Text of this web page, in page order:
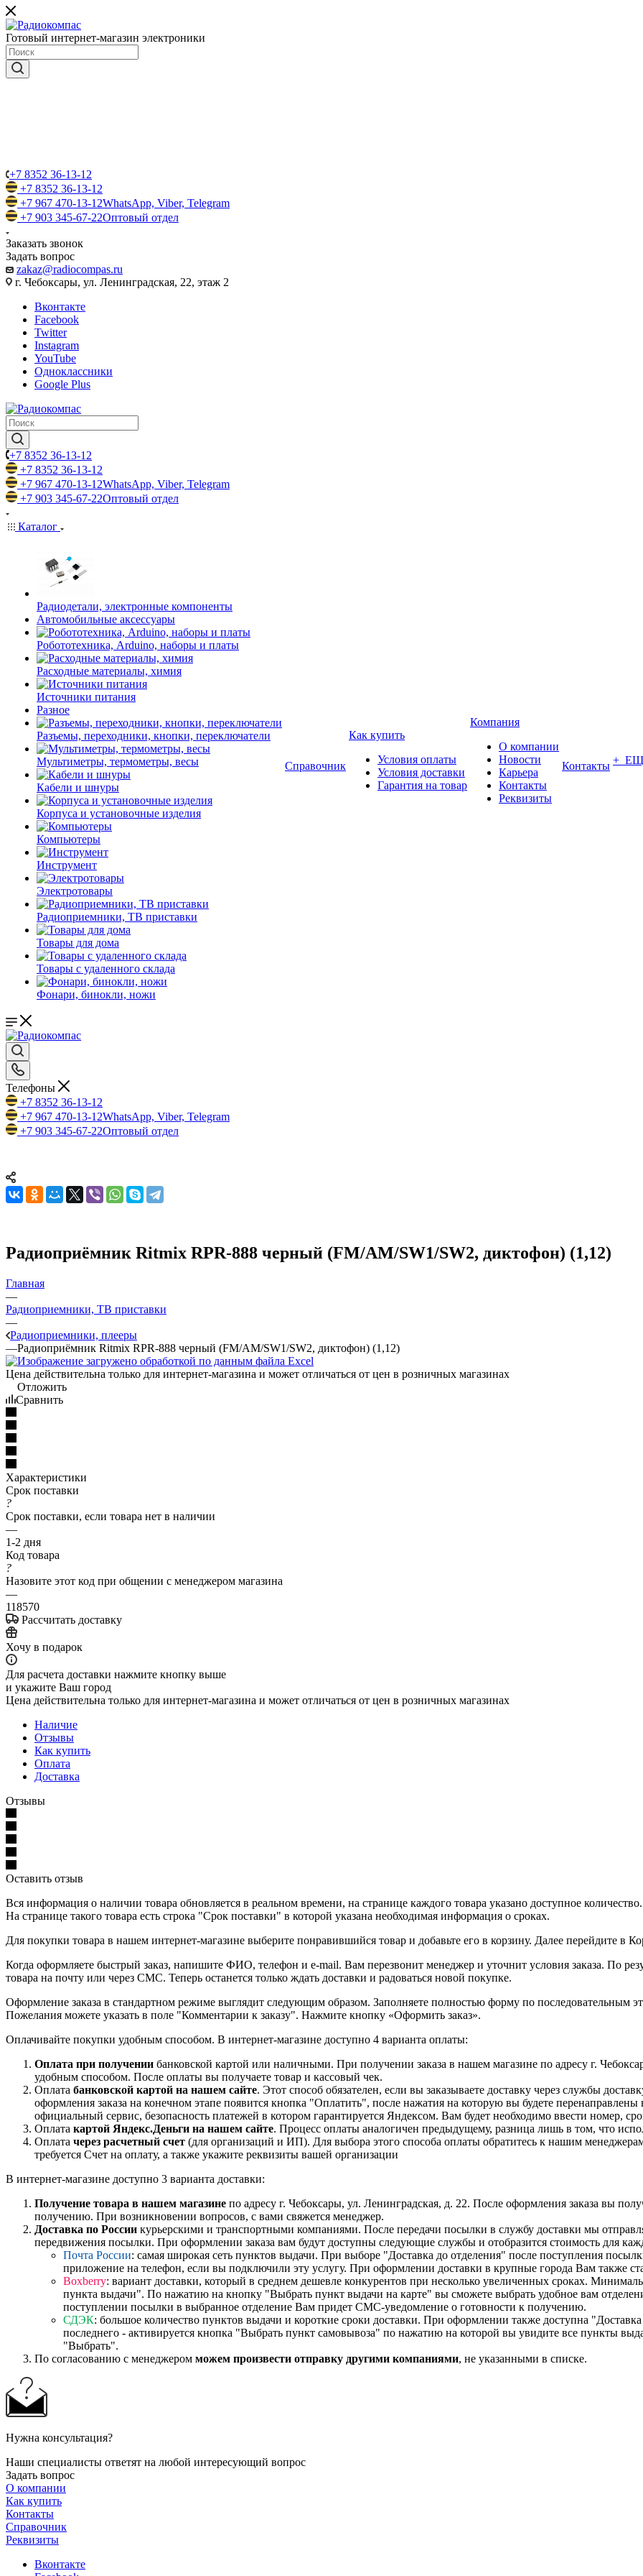
Готовый интернет-магазин электроники
+7 8352 36-13-12
+7 8352 36-13-12
+7 967 470-13-12WhatsApp, Viber, Telegram
+7 903 345-67-22Оптовый отдел
Заказать звонок
Задать вопрос
zakaz@radiocompas.ru
г. Чебоксары, ул. Ленинградская, 22, этаж 2
Вконтакте
Facebook
Twitter
Instagram
YouTube
Одноклассники
Google Plus
+7 8352 36-13-12
+7 8352 36-13-12
+7 967 470-13-12WhatsApp, Viber, Telegram
+7 903 345-67-22Оптовый отдел
Каталог
Радиодетали, электронные компоненты
Автомобильные аксессуары
Робототехника, Arduino, наборы и платы
Расходные материалы, химия
Источники питания
Разное
Разъемы, переходники, кнопки, переключатели
Мультиметры, термометры, весы
Кабели и шнуры
Корпуса и установочные изделия
Компьютеры
Инструмент
Электротовары
Радиоприемники, ТВ приставки
Товары для дома
Товары с удаленного склада
Фонари, бинокли, ножи
Справочник
Как купить
Условия оплаты
Условия доставки
Гарантия на товар
Компания
О компании
Новости
Карьера
Контакты
Реквизиты
Контакты +
Телефоны
+7 8352 36-13-12
+7 967 470-13-12WhatsApp, Viber, Telegram
+7 903 345-67-22Оптовый отдел
Радиоприёмник Ritmix RPR-888 черный (FM/AM/SW1/SW2, диктофон) (1,12)
Главная
—
Радиоприемники, ТВ приставки
—
Радиоприемники, плееры
—Радиоприёмник Ritmix RPR-888 черный (FM/AM/SW1/SW2, диктофон) (1,12)
Цена действительна только для интернет-магазина и может отличаться от цен в розничных магазинах
Отложить
Сравнить
Характеристики
Срок поставки
?
Срок поставки, если товара нет в наличии
—
1-2 дня
Код товара
?
Назовите этот код при общении с менеджером магазина
—
118570
Рассчитать доставку
Хочу в подарок
Для расчета доставки нажмите кнопку выше
и укажите Ваш город
Цена действительна только для интернет-магазина и может отличаться от цен в розничных магазинах
Наличие
Отзывы
Как купить
Оплата
Доставка
Отзывы
Оставить отзыв
Вся информация о наличии товара обновляется в реальном времени, на странице каждого товара указано доступное
На странице такого товара есть строка "Срок поставки" в которой указана необходимая информация о сроках.
Для покупки товара в нашем интернет-магазине выберите понравившийся товар и добавьте его в корзину. Далее перейдите в
Когда оформляете быстрый заказ, напишите ФИО, телефон и e-mail. Вам перезвонит менеджер и уточнит условия заказа. По
товара на почту или через СМС. Теперь останется только ждать доставки и радоваться новой покупке.
Оформление заказа в стандартном режиме выглядит следующим образом. Заполняете полностью форму по последовательным
Пожелания можете указать в поле "Комментарии к заказу". Нажмите кнопку «Оформить заказ».
Оплачивайте покупки удобным способом. В интернет-магазине доступно 4 варианта оплаты:
Оплата при получении банковской картой или наличными. При получении заказа в нашем магазине по адресу г.
удобным способом. После оплаты вы получаете товар и кассовый чек.
Оплата банковской картой на нашем сайте. Этот способ обязателен, если вы заказываете доставку через службы
оформления заказа на конечном этапе появится кнопка "Оплатить", после нажатия на которую вы будете
официальный сервис, безопасность платежей в котором гарантируется Яндексом. Вам будет необходимо ввести номер,
Оплата картой Яндекс.Деньги на нашем сайте. Процесс оплаты аналогичен предыдущему, разница лишь в том, что
Оплата через расчетный счет (для организаций и ИП). Для выбора этого способа оплаты обратитесь к нашим
требуется Счет на оплату, а также укажите реквизиты вашей организации
В интернет-магазине доступно 3 варианта доставки:
Получение товара в нашем магазине по адресу г. Чебоксары, ул. Ленинградская, д. 22. После оформления заказа вы
получению. При возникновении вопросов, с вами свяжется менеджер.
Доставка по России курьерскими и транспортными компаниями. После передачи посылки в службу доставки мы
передвижения посылки. При оформлении заказа вам будут доступны следующие службы и отобразится стоимость для
Почта России: самая широкая сеть пунктов выдачи. При выборе "Доставка до отделения" после поступления
приложение на телефон, если вы подключили эту услугу. При оформлении доставки в крупные города Вам также
Boxberry: вариант доставки, который в среднем дешевле конкурентов при несколько увеличенных сроках.
пункта выдачи". По нажатию на кнопку "Выбрать пункт выдачи на карте" вы сможете выбрать удобное вам
поступлении посылки в выбранное отделение Вам придет СМС-уведомление о готовности к получению.
СДЭК: большое количество пунктов выдачи и короткие сроки доставки. При оформлении также доступна
последнего - активируется кнопка "Выбрать пункт самовывоза" по нажатию на которой вы увидите все пункты
"Выбрать".
По согласованию с менеджером можем произвести отправку другими компаниями, не указанными в списке.
Нужна консультация?
Наши специалисты ответят на любой интересующий вопрос
Задать вопрос
О компании
Как купить
Контакты
Справочник
Реквизиты
Вконтакте